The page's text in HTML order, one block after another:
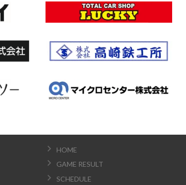
HOME
GAME RESULT
SCHEDULE